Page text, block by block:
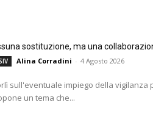
sostituzione, ma una
Alina Corradini - 4 Agosto 2026
sull'eventuale impiego della vigilanza
un tema che...